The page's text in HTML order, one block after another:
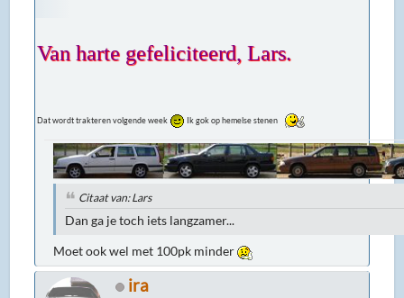
Van harte gefeliciteerd, Lars.
Dat wordt trakteren volgende week Ik gok op hemelse stenen
Citaat van: Lars
Dan ga je toch iets langzamer...
Moet ook wel met 100pk minder
ira